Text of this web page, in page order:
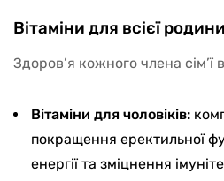
Вітаміни для всієї родини
Здоров’я кожного члена сім’ї
Вітаміни для чоловіків:
покращення еректильної
енергії та зміцнення